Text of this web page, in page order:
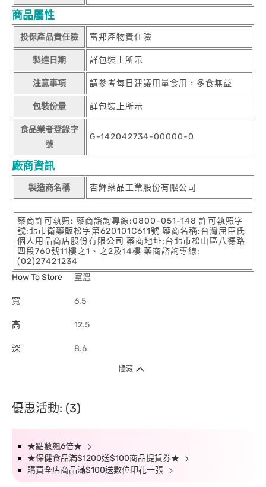
商品屬性
投保產品責任險 富邦產物責任險
製造日期 詳包裝上所示
注意事項 請參考每日建議用量食用，多食無益
包裝份量 詳包裝上所示
食品業者登錄字
號
G-142042734-00000-0
廠商資訊
製造商名稱 杏輝藥品工業股份有限公司
藥商許可執照: 藥商諮詢專線:0800-051-148 許可執照字
號:北市衛藥販松字第620101C611號 藥商名稱:台灣屈臣氏
個人用品商店股份有限公司 藥商地址:台北市松山區八德路
四段760號11樓之1、之2及14樓 藥商諮詢專線:
(02)27421234
How To Store
室溫
寬 6.5
高 12.5
深 8.6
隱藏
優惠活動: (3)
★點數飆6倍★
★保健食品滿$1200送$100商品提貨券★
購買全店商品滿$100送數位印花一張